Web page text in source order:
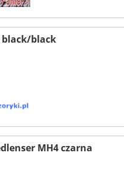
black/black
MH4 czarna